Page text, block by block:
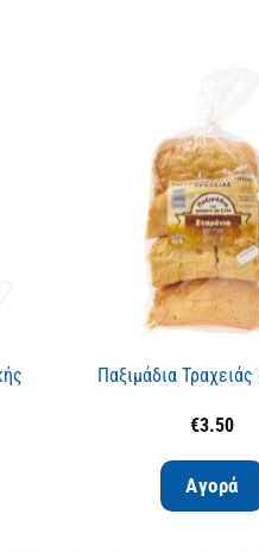
Παξιμάδια Τραχειάς
€3.50
Αγορά